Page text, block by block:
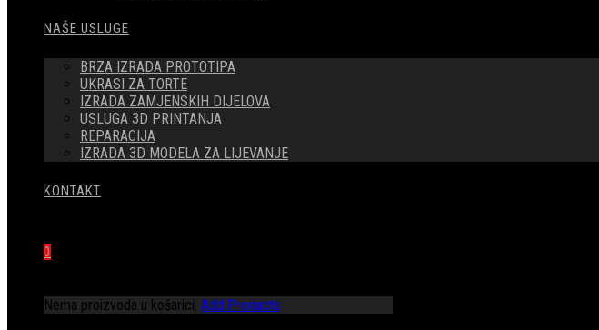
NAŠE USLUGE
BRZA IZRADA PROTOTIPA
UKRASI ZA TORTE
IZRADA ZAMJENSKIH DIJELOVA
USLUGA 3D PRINTANJA
REPARACIJA
IZRADA 3D MODELA ZA LIJEVANJE
KONTAKT
0
Nema proizvoda u košarici. Add Products